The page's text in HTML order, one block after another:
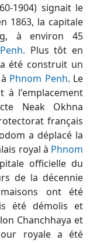
1904) signait le
1863, la capitale
à environ 45
Plus tôt en
été construit un
Phnom Penh. Le
à l'emplacement
Neak Okhna
français
a déplacé la
royal à Phnom
officielle du
de la décennie
ont été
été démolis et
Chanchhaya et
royale a été